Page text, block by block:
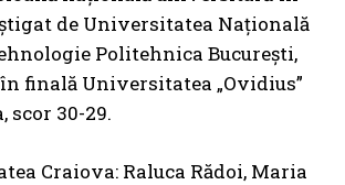
de Universitatea Națională
Politehnica București,
finală Universitatea „Ovidius”
scor 30-29.
Craiova: Raluca Rădoi, Maria